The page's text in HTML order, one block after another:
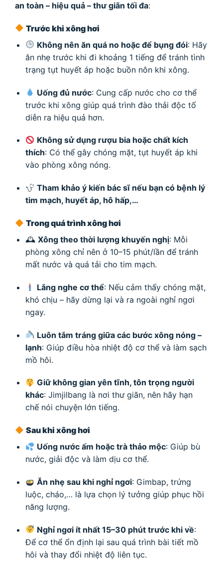
an toàn – hiệu quả – thư giãn tối đa:
Trước khi xông hơi
Không nên ăn quá no hoặc để bụng đói: Hãy
ăn nhẹ trước khi đi khoảng 1 tiếng để tránh tình
trạng tụt huyết áp hoặc buồn nôn khi xông.
Uống đủ nước: Cung cấp nước cho cơ thể
trước khi xông giúp quá trình đào thải độc tố
diễn ra hiệu quả hơn.
Không sử dụng rượu bia hoặc chất kích
thích: Có thể gây chóng mặt, tụt huyết áp khi
vào phòng xông nóng.
Tham khảo ý kiến bác sĩ nếu bạn có bệnh lý
tim mạch, huyết áp, hô hấp,…
Trong quá trình xông hơi
🕰 Xông theo thời lượng khuyến nghị: Mỗi
phòng xông chỉ nên ở 10–15 phút/lần để tránh
mất nước và quá tải cho tim mạch.
Lắng nghe cơ thể: Nếu cảm thấy chóng mặt,
khó chịu – hãy dừng lại và ra ngoài nghỉ ngơi
ngay.
Luôn tắm tráng giữa các bước xông nóng –
lạnh: Giúp điều hòa nhiệt độ cơ thể và làm sạch
mồ hôi.
Giữ không gian yên tĩnh, tôn trọng người
khác: Jimjilbang là nơi thư giãn, nên hãy hạn
chế nói chuyện lớn tiếng.
Sau khi xông hơi
Uống nước ấm hoặc trà thảo mộc: Giúp bù
nước, giải độc và làm dịu cơ thể.
Ăn nhẹ sau khi nghỉ ngơi: Gimbap, trứng
luộc, cháo,… là lựa chọn lý tưởng giúp phục hồi
năng lượng.
Nghỉ ngơi ít nhất 15–30 phút trước khi về:
Để cơ thể ổn định lại sau quá trình bài tiết mồ
hôi và thay đổi nhiệt độ liên tục.